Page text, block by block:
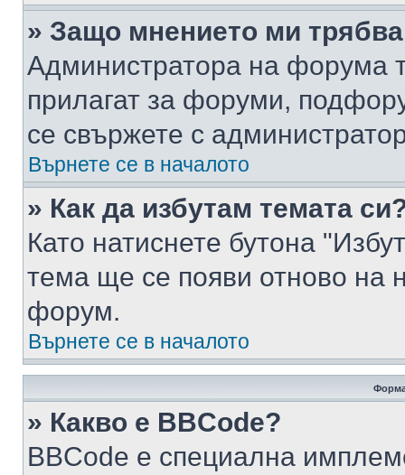
» Защо мнението ми
Администратора на форума
прилагат за форуми,
се свържете с
Върнете се в началото
» Как да избутам темата
Като натиснете бутона
тема ще се появи отново на
форум.
Върнете се в началото
» Какво е BBCode?
BBCode е специална